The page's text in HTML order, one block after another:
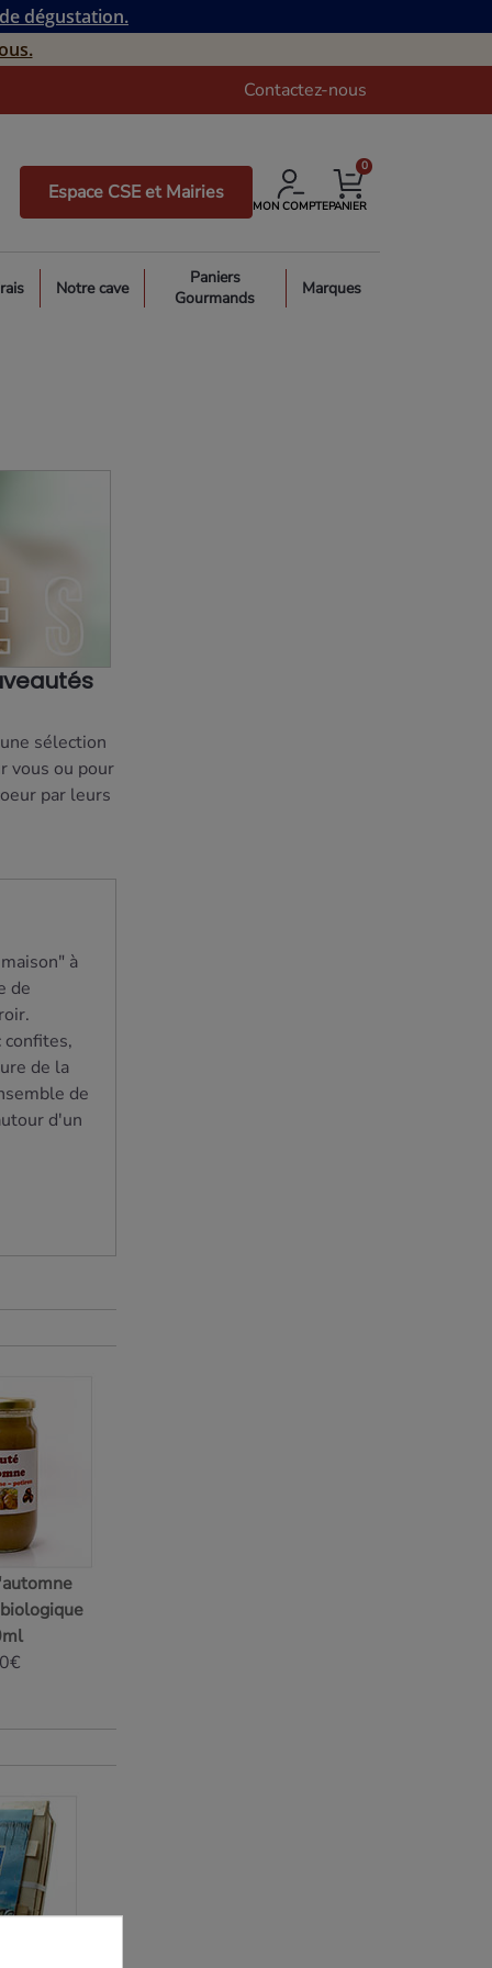
dégustation.
Contactez-nous
Espace CSE et Mairies
MON COMPTEPANIER
0
Notre cave
Paniers
Gourmands
Marques
sélection
vous ou pour
par leurs
à
de
confites,
de la
de
d'un